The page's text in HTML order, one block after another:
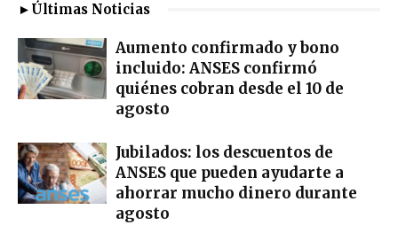
►Últimas Noticias
Aumento confirmado y bono
incluido: ANSES confirmó
quiénes cobran desde el 10 de
agosto
Jubilados: los descuentos de
ANSES que pueden ayudarte a
ahorrar mucho dinero durante
agosto